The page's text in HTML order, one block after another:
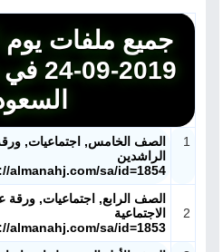
جميع ملفات يوم
1
الصف الخامس, اجتماعيات,
الراشدين
almanahj.com/sa/id=1854
2
الصف الرابع, اجتماعيات,
الاجتماعية
almanahj.com/sa/id=1853